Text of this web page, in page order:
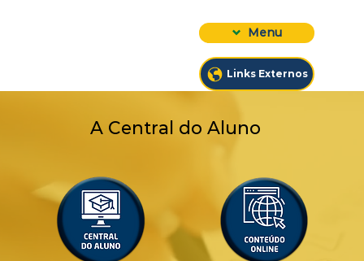
Menu
Links Externos
A Central do Aluno